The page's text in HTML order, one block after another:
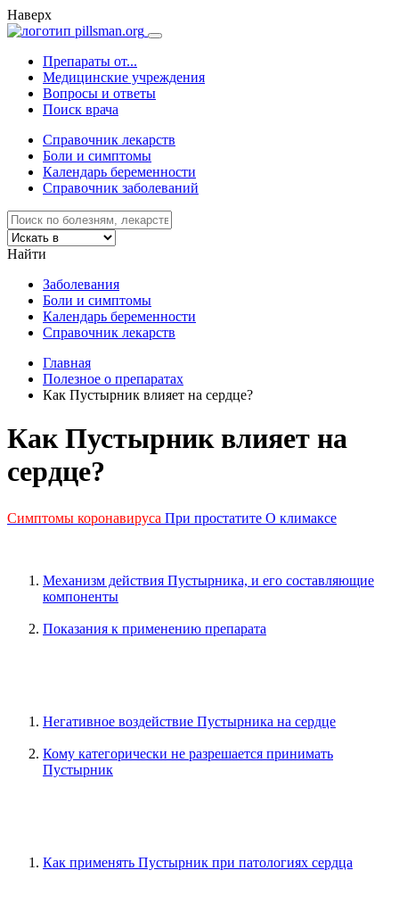
Наверх
Препараты от...
Медицинские учреждения
Вопросы и ответы
Поиск врача
Справочник лекарств
Боли и симптомы
Календарь беременности
Справочник заболеваний
Найти
Заболевания
Боли и симптомы
Календарь беременности
Справочник лекарств
Главная
Полезное о препаратах
Как Пустырник влияет на сердце?
Как Пустырник влияет на
сердце?
Симптомы коронавируса При простатите О климаксе
Механизм действия Пустырника, и его составляющие
компоненты
Показания к применению препарата
Негативное воздействие Пустырника на сердце
Кому категорически не разрешается принимать
Пустырник
Как применять Пустырник при патологиях сердца